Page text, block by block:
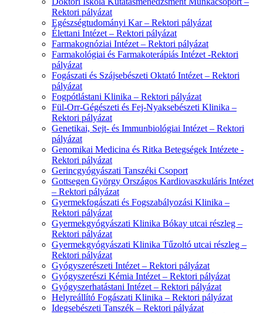
Rektori pályázat
Egészségtudományi Kar – Rektori pályázat
Élettani Intézet – Rektori pályázat
Farmakognóziai Intézet – Rektori pályázat
Farmakológiai és Farmakoterápiás Intézet -Rektori
pályázat
Fogászati és Szájsebészeti Oktató Intézet – Rektori
pályázat
Fogpótlástani Klinika – Rektori pályázat
Fül-Orr-Gégészeti és Fej-Nyaksebészeti Klinika –
Rektori pályázat
Genetikai, Sejt- és Immunbiológiai Intézet – Rektori
pályázat
Genomikai Medicina és Ritka Betegségek Intézete -
Rektori pályázat
Gerincgyógyászati Tanszéki Csoport
Gottsegen György Országos Kardiovaszkuláris Intézet
– Rektori pályázat
Gyermekfogászati és Fogszabályozási Klinika –
Rektori pályázat
Gyermekgyógyászati Klinika Bókay utcai részleg –
Rektori pályázat
Gyermekgyógyászati Klinika Tűzoltó utcai részleg –
Rektori pályázat
Gyógyszerészeti Intézet – Rektori pályázat
Gyógyszerészi Kémia Intézet – Rektori pályázat
Gyógyszerhatástani Intézet – Rektori pályázat
Helyreállító Fogászati Klinika – Rektori pályázat
Idegsebészeti Tanszék – Rektori pályázat